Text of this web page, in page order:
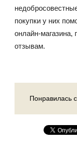
покупки у них
онлайн-магазина,
отзывам.
Понравилась